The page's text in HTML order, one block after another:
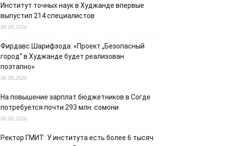
Институт точных наук в Худжанде впервые
выпустил 214 специалистов
06.08.2026
Фирдавс Шарифзода: «Проект „Безопасный
город“ в Худжанде будет реализован
поэтапно»
06.08.2026
На повышение зарплат бюджетников в Согде
потребуется почти 293 млн. сомони
06.08.2026
Ректор ГМИТ: У института есть более 6 тысяч